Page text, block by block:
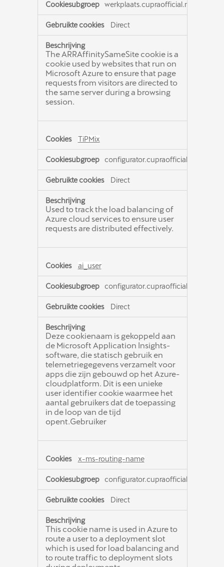
werkplaats.cupraofficial.nl
Direct
The ARRAffinitySameSite cookie is a
cookie used by websites that run on
Microsoft Azure to ensure that page
requests from visitors are directed to
the same server during a browsing
session.
TiPMix
configurator.cupraofficial.nl
Direct
Used to track the load balancing of
Azure cloud services to ensure user
requests are distributed effectively.
ai_user
configurator.cupraofficial.nl
Direct
Deze cookienaam is gekoppeld aan
de Microsoft Application Insights-
software, die statisch gebruik en
telemetriegegevens verzamelt voor
apps die zijn gebouwd op het Azure-
cloudplatform. Dit is een unieke
user identifier cookie waarmee het
aantal gebruikers dat de toepassing
in de loop van de tijd
opent.Gebruiker
x-ms-routing-name
configurator.cupraofficial.nl
Direct
This cookie name is used in Azure to
route a user to a deployment slot
which is used for load balancing and
to route traffic to deployment slots